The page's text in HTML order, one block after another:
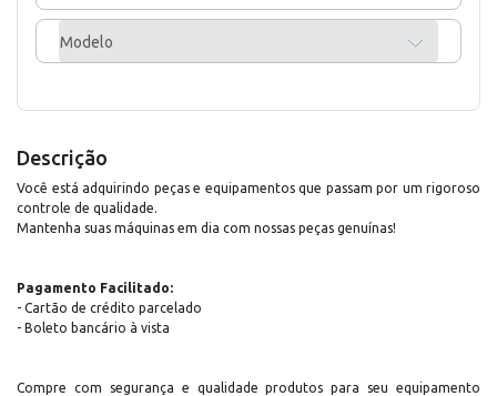
Modelo
Descrição
Você está adquirindo peças e equipamentos que passam por um rigoroso
controle de qualidade.
Mantenha suas máquinas em dia com nossas peças genuínas!
Pagamento Facilitado:
- Cartão de crédito parcelado
- Boleto bancário à vista
Compre com segurança e qualidade produtos para seu equipamento